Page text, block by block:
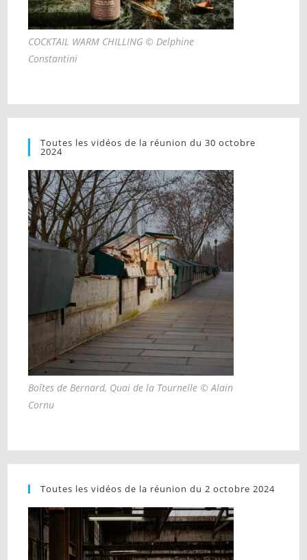
COCKTAIL WARM CHILLING © Delphine
Constantini
Toutes les vidéos de la réunion du 30 octobre
2024
Boîtes de Bernard, Quai de la Tournelle © Alain
Cornu
Toutes les vidéos de la réunion du 2 octobre 2024